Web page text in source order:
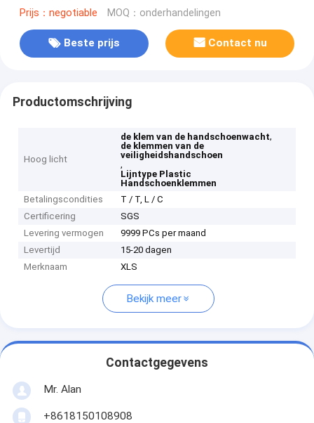
Handschoenen dichtbij Te houden
Prijs：negotiable MOQ：onderhandelingen
Beste prijs Contact nu
Productomschrijving
Hoog licht
de klem van de handschoenwacht,
de klemmen van de
veiligheidshandschoen
,
Lijntype Plastic
Handschoenklemmen
Betalingscondities
T / T, L / C
Certificering
SGS
Levering vermogen
9999 PCs per maand
Levertijd
15-20 dagen
Merknaam
XLS
Bekijk meer
Contactgegevens
Mr. Alan
+8618150108908